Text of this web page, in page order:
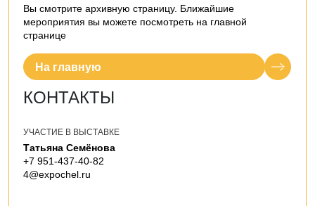
Вы смотрите архивную страницу. Ближайшие
мероприятия вы можете посмотреть на главной
странице
На главную
КОНТАКТЫ
УЧАСТИЕ В ВЫСТАВКЕ
Татьяна Семёнова
+7 951-437-40-82
4@expochel.ru